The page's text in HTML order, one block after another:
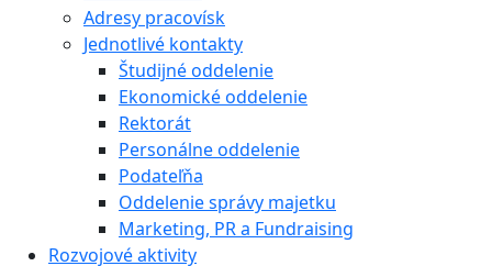
Adresy pracovísk
Jednotlivé kontakty
Študijné oddelenie
Ekonomické oddelenie
Rektorát
Personálne oddelenie
Podateľňa
Oddelenie správy majetku
Marketing, PR a Fundraising
Rozvojové aktivity